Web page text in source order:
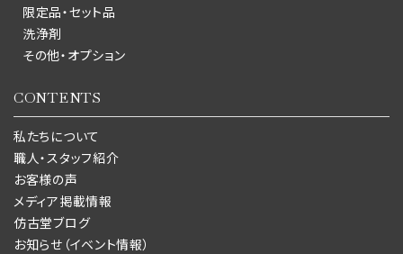
限定品・セット品
洗浄剤
その他・オプション
CONTENTS
私たちについて
職人・スタッフ紹介
お客様の声
メディア掲載情報
仿古堂ブログ
お知らせ（イベント情報）